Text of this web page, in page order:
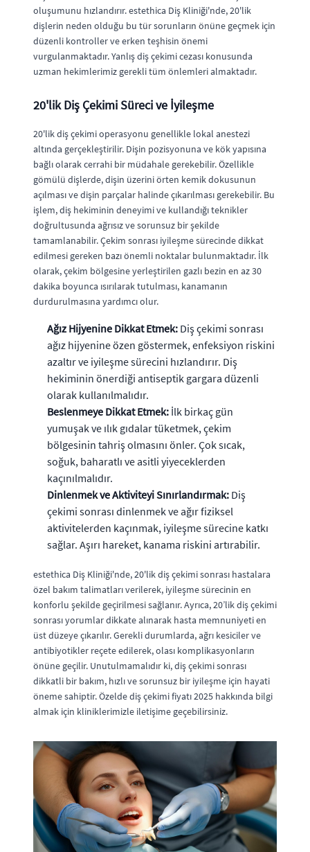
oluşumunu hızlandırır. estethica Diş Kliniği'nde, 20'lik
dişlerin neden olduğu bu tür sorunların önüne geçmek için
düzenli kontroller ve erken teşhisin önemi
vurgulanmaktadır. Yanlış diş çekimi cezası konusunda
uzman hekimlerimiz gerekli tüm önlemleri almaktadır.
20'lik Diş Çekimi Süreci ve İyileşme
20'lik diş çekimi operasyonu genellikle lokal anestezi
altında gerçekleştirilir. Dişin pozisyonuna ve kök yapısına
bağlı olarak cerrahi bir müdahale gerekebilir. Özellikle
gömülü dişlerde, dişin üzerini örten kemik dokusunun
açılması ve dişin parçalar halinde çıkarılması gerekebilir. Bu
işlem, diş hekiminin deneyimi ve kullandığı teknikler
doğrultusunda ağrısız ve sorunsuz bir şekilde
tamamlanabilir. Çekim sonrası iyileşme sürecinde dikkat
edilmesi gereken bazı önemli noktalar bulunmaktadır. İlk
olarak, çekim bölgesine yerleştirilen gazlı bezin en az 30
dakika boyunca ısırılarak tutulması, kanamanın
durdurulmasına yardımcı olur.
Ağız Hijyenine Dikkat Etmek: Diş çekimi sonrası
ağız hijyenine özen göstermek, enfeksiyon riskini
azaltır ve iyileşme sürecini hızlandırır. Diş
hekiminin önerdiği antiseptik gargara düzenli
olarak kullanılmalıdır.
Beslenmeye Dikkat Etmek: İlk birkaç gün
yumuşak ve ılık gıdalar tüketmek, çekim
bölgesinin tahriş olmasını önler. Çok sıcak,
soğuk, baharatlı ve asitli yiyeceklerden
kaçınılmalıdır.
Dinlenmek ve Aktiviteyi Sınırlandırmak: Diş
çekimi sonrası dinlenmek ve ağır fiziksel
aktivitelerden kaçınmak, iyileşme sürecine katkı
sağlar. Aşırı hareket, kanama riskini artırabilir.
estethica Diş Kliniği'nde, 20'lik diş çekimi sonrası hastalara
özel bakım talimatları verilerek, iyileşme sürecinin en
konforlu şekilde geçirilmesi sağlanır. Ayrıca, 20’lik diş çekimi
sonrası yorumlar dikkate alınarak hasta memnuniyeti en
üst düzeye çıkarılır. Gerekli durumlarda, ağrı kesiciler ve
antibiyotikler reçete edilerek, olası komplikasyonların
önüne geçilir. Unutulmamalıdır ki, diş çekimi sonrası
dikkatli bir bakım, hızlı ve sorunsuz bir iyileşme için hayati
öneme sahiptir. Özelde diş çekimi fiyatı 2025 hakkında bilgi
almak için kliniklerimizle iletişime geçebilirsiniz.